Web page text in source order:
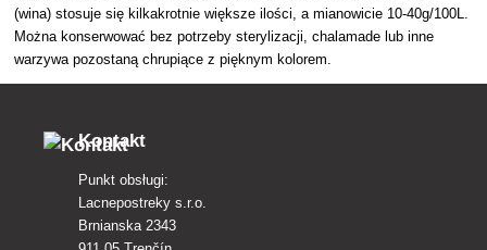
(wina) stosuje się kilkakrotnie większe ilości, a mianowicie 10-40g/100L.
Można konserwować bez potrzeby sterylizacji, chalamade lub inne
warzywa pozostaną chrupiące z pięknym kolorem.
Kontakt
Punkt obsługi:
Lacnepostreky s.r.o.
Brnianska 2343